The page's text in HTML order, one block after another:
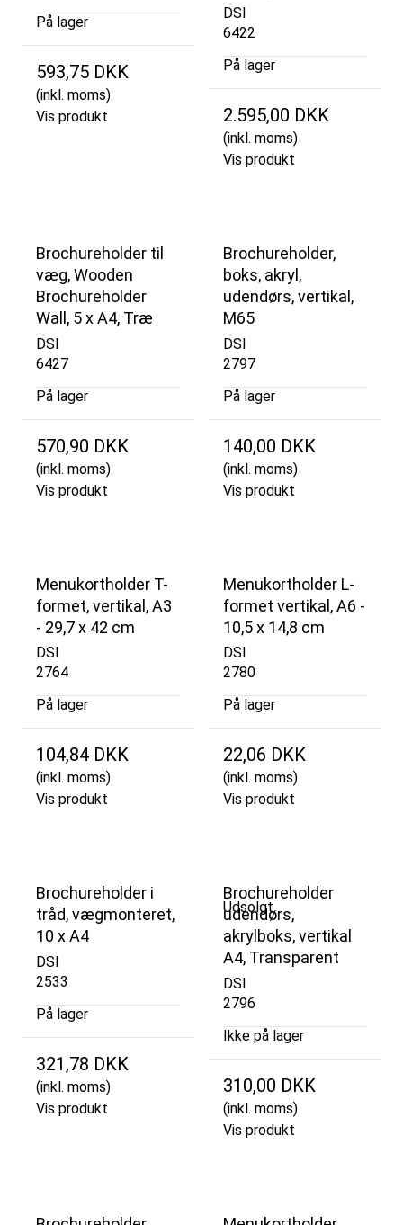
På lager
593,75 DKK
(inkl. moms)
Vis produkt
DSI
6422
På lager
2.595,00 DKK
(inkl. moms)
Vis produkt
Brochureholder til
væg, Wooden
Brochureholder
Wall, 5 x A4, Træ
DSI
6427
På lager
570,90 DKK
(inkl. moms)
Vis produkt
Brochureholder,
boks, akryl,
udendørs, vertikal,
M65
DSI
2797
På lager
140,00 DKK
(inkl. moms)
Vis produkt
Menukortholder T-
formet, vertikal, A3
- 29,7 x 42 cm
DSI
2764
På lager
104,84 DKK
(inkl. moms)
Vis produkt
Menukortholder L-
formet vertikal, A6 -
10,5 x 14,8 cm
DSI
2780
På lager
22,06 DKK
(inkl. moms)
Vis produkt
Brochureholder i
tråd, vægmonteret,
10 x A4
DSI
2533
På lager
321,78 DKK
(inkl. moms)
Vis produkt
Udsolgt
Brochureholder
udendørs,
akrylboks, vertikal
A4, Transparent
DSI
2796
Ikke på lager
310,00 DKK
(inkl. moms)
Vis produkt